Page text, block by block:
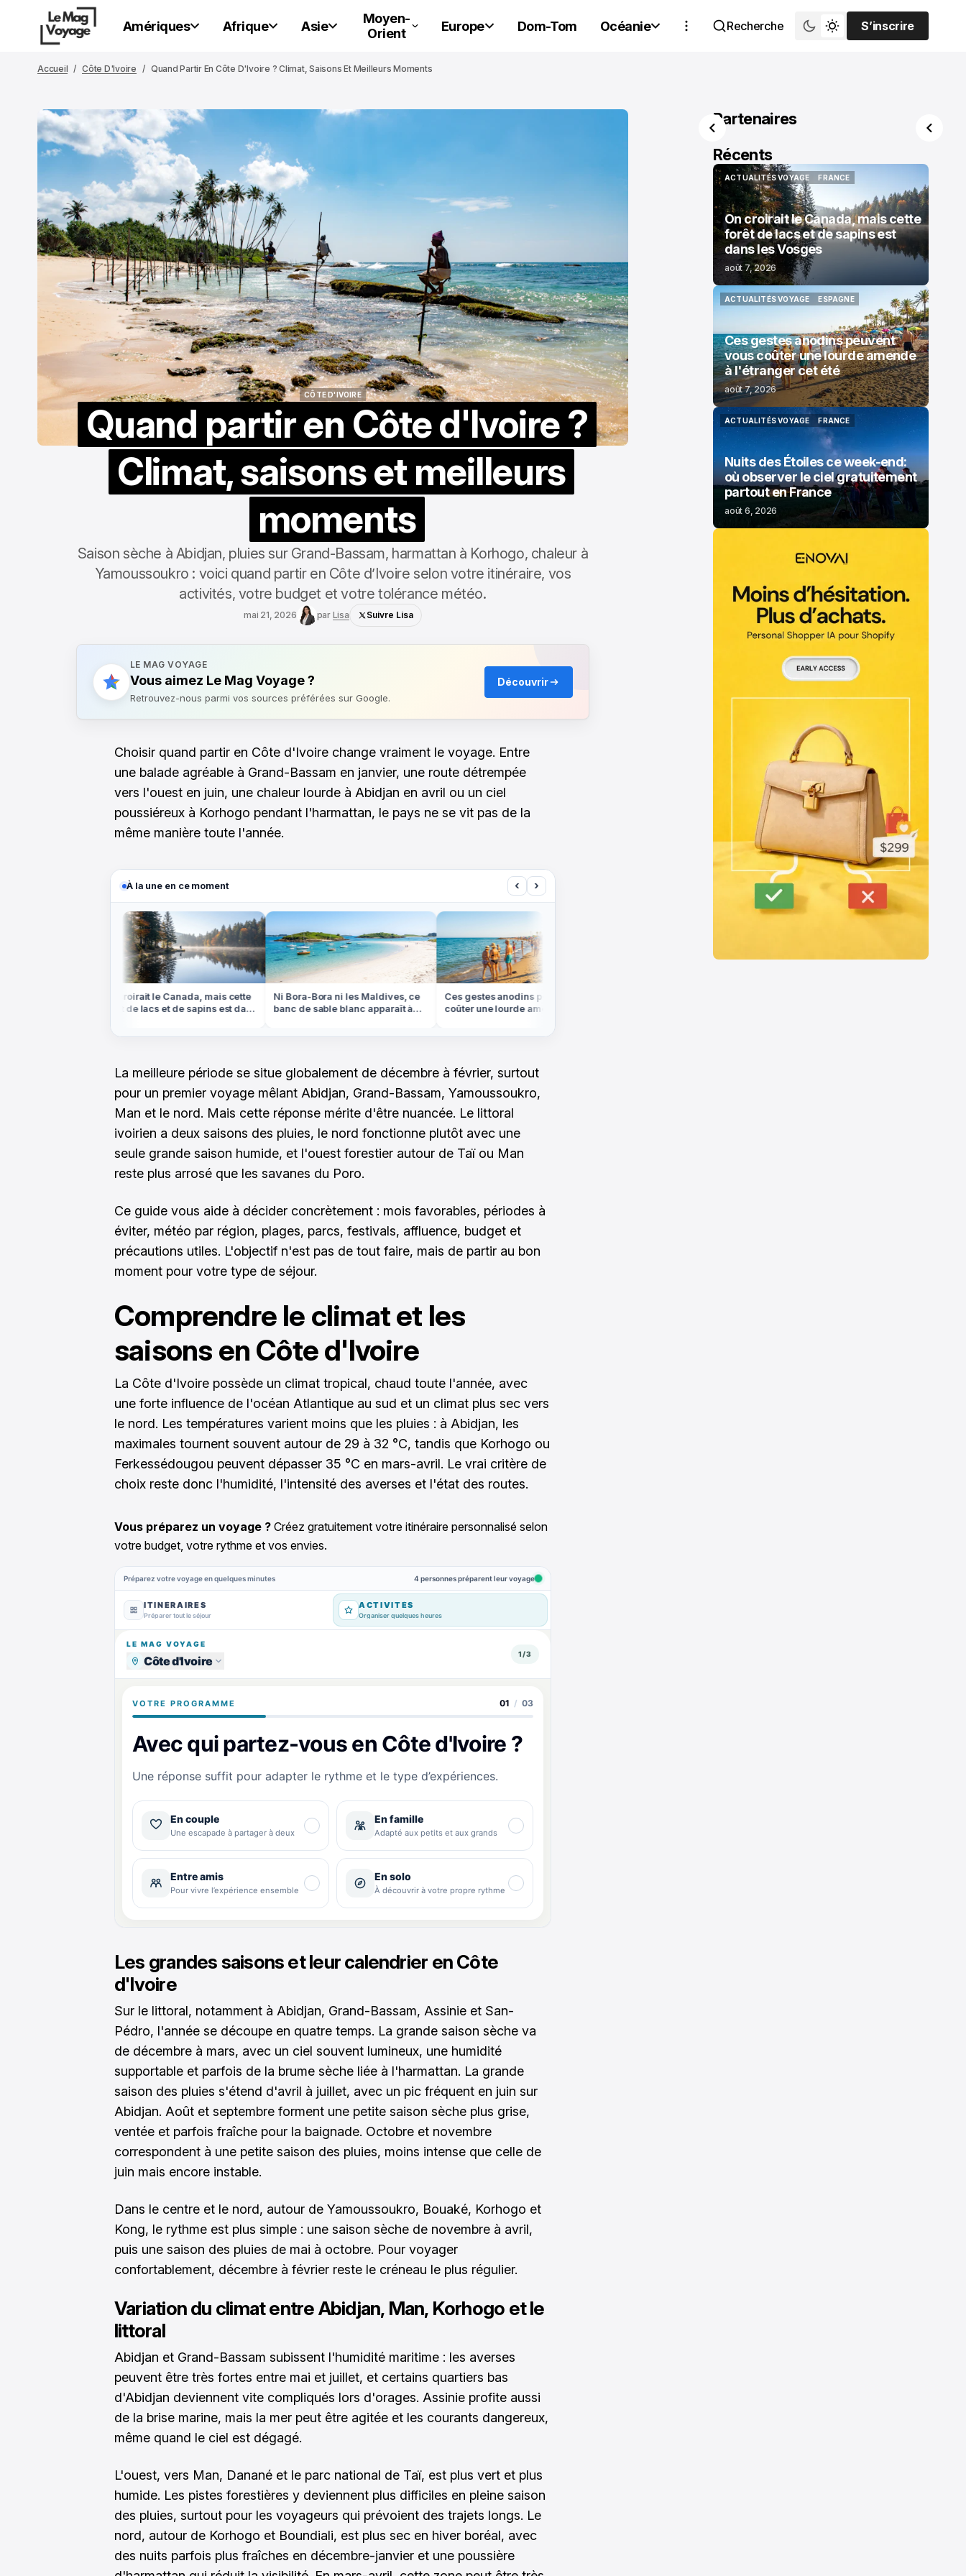
Amériques Afrique Asie
Moyen-
Orient
Europe Dom-Tom Océanie Recherche
S’inscrire
S’inscrire
Accueil Côte D'Ivoire Quand Partir En Côte D'Ivoire ? Climat, Saisons Et Meilleurs Moments
CÔTE D'IVOIRE
Quand partir en Côte d'Ivoire ?
Climat, saisons et meilleurs
moments
Saison sèche à Abidjan, pluies sur Grand-Bassam, harmattan à Korhogo, chaleur à
Yamoussoukro : voici quand partir en Côte d’Ivoire selon votre itinéraire, vos
activités, votre budget et votre tolérance météo.
mai 21, 2026 par Lisa Suivre Lisa
LE MAG VOYAGE
Vous aimez Le Mag Voyage ?
Retrouvez-nous parmi vos sources préférées sur Google.
Découvrir
Choisir quand partir en Côte d'Ivoire change vraiment le voyage. Entre
une balade agréable à Grand-Bassam en janvier, une route détrempée
vers l'ouest en juin, une chaleur lourde à Abidjan en avril ou un ciel
poussiéreux à Korhogo pendant l'harmattan, le pays ne se vit pas de la
même manière toute l'année.
À la une en ce moment ‹ ›
On croirait le Canada, mais cette
forêt de lacs et de sapins est dans
Ni Bora-Bora ni les Maldives, ce
banc de sable blanc apparaît à
Ces gestes anodins peuvent vous
coûter une lourde amende à
La meilleure période se situe globalement de décembre à février, surtout
pour un premier voyage mêlant Abidjan, Grand-Bassam, Yamoussoukro,
Man et le nord. Mais cette réponse mérite d'être nuancée. Le littoral
ivoirien a deux saisons des pluies, le nord fonctionne plutôt avec une
seule grande saison humide, et l'ouest forestier autour de Taï ou Man
reste plus arrosé que les savanes du Poro.
Ce guide vous aide à décider concrètement : mois favorables, périodes à
éviter, météo par région, plages, parcs, festivals, affluence, budget et
précautions utiles. L'objectif n'est pas de tout faire, mais de partir au bon
moment pour votre type de séjour.
Comprendre le climat et les
saisons en Côte d'Ivoire
La Côte d'Ivoire possède un climat tropical, chaud toute l'année, avec
une forte influence de l'océan Atlantique au sud et un climat plus sec vers
le nord. Les températures varient moins que les pluies : à Abidjan, les
maximales tournent souvent autour de 29 à 32 °C, tandis que Korhogo ou
Ferkessédougou peuvent dépasser 35 °C en mars-avril. Le vrai critère de
choix reste donc l'humidité, l'intensité des averses et l'état des routes.
Vous préparez un voyage ? Créez gratuitement votre itinéraire personnalisé selon
votre budget, votre rythme et vos envies.
Les grandes saisons et leur calendrier en Côte
d'Ivoire
Sur le littoral, notamment à Abidjan, Grand-Bassam, Assinie et San-
Pédro, l'année se découpe en quatre temps. La grande saison sèche va
de décembre à mars, avec un ciel souvent lumineux, une humidité
supportable et parfois de la brume sèche liée à l'harmattan. La grande
saison des pluies s'étend d'avril à juillet, avec un pic fréquent en juin sur
Abidjan. Août et septembre forment une petite saison sèche plus grise,
ventée et parfois fraîche pour la baignade. Octobre et novembre
correspondent à une petite saison des pluies, moins intense que celle de
juin mais encore instable.
Dans le centre et le nord, autour de Yamoussoukro, Bouaké, Korhogo et
Kong, le rythme est plus simple : une saison sèche de novembre à avril,
puis une saison des pluies de mai à octobre. Pour voyager
confortablement, décembre à février reste le créneau le plus régulier.
Variation du climat entre Abidjan, Man, Korhogo et le
littoral
Abidjan et Grand-Bassam subissent l'humidité maritime : les averses
peuvent être très fortes entre mai et juillet, et certains quartiers bas
d'Abidjan deviennent vite compliqués lors d'orages. Assinie profite aussi
de la brise marine, mais la mer peut être agitée et les courants dangereux,
même quand le ciel est dégagé.
L'ouest, vers Man, Danané et le parc national de Taï, est plus vert et plus
humide. Les pistes forestières y deviennent plus difficiles en pleine saison
des pluies, surtout pour les voyageurs qui prévoient des trajets longs. Le
nord, autour de Korhogo et Boundiali, est plus sec en hiver boréal, avec
des nuits parfois plus fraîches en décembre-janvier et une poussière
Partenaires
Récents
ACTUALITÉS VOYAGE
ACTUALITÉS VOYAGE
FRANCE
On croirait le Canada, mais cette
forêt de lacs et de sapins est
dans les Vosges
août 7, 2026
ACTUALITÉS VOYAGE
ESPAGNE
Ces gestes anodins peuvent
vous coûter une lourde amende
à l'étranger cet été
août 7, 2026
ACTUALITÉS VOYAGE
ACTUALITÉS VOYAGE
FRANCE
FRANCE
Nuits des Étoiles ce week-end:
où observer le ciel gratuitement
partout en France
août 6, 2026